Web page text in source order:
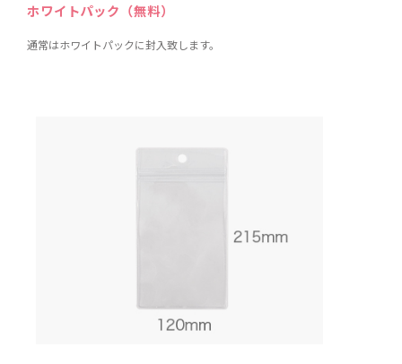
ホワイトパック（無料）
通常はホワイトパックに封入致します。